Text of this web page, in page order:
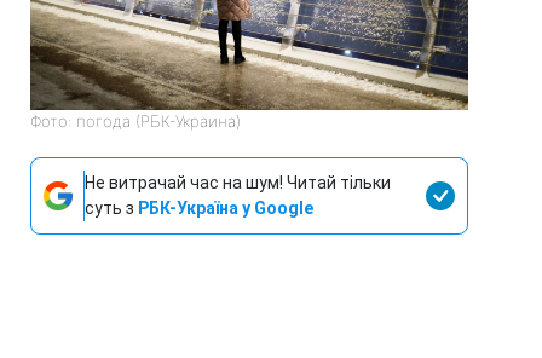
Фото: погода (РБК-Украина)
Не витрачай час на шум! Читай тільки
суть з РБК-Україна у Google